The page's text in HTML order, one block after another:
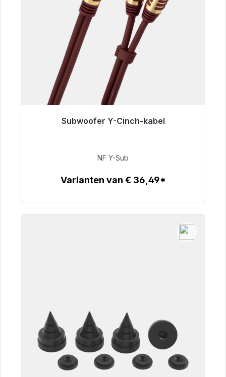
Subwoofer Y-Cinch-kabel
Klaar voor onmiddellijke verzending, levertijd
€ 50,99
NF Y-Sub
Varianten van € 36,49*